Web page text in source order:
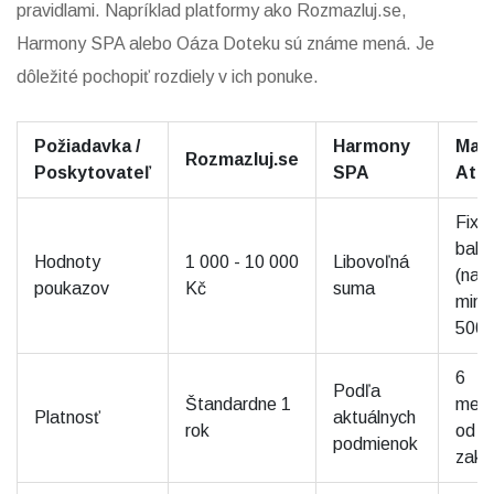
pravidlami. Napríklad platformy ako Rozmazluj.se,
Harmony SPA alebo Oáza Doteku sú známe mená. Je
dôležité pochopiť rozdiely v ich ponuke.
Požiadavka /
Poskytovateľ
Rozmazluj.se
Harmony
SPA
Hodnoty
poukazov
1 000 - 10 000
Kč
Libovoľná
suma
min
500
Platnosť
Štandardne 1
rok
Podľa
aktuálnych
podmienok
6
od